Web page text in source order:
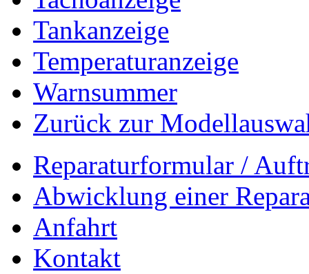
Tankanzeige
Temperaturanzeige
Warnsummer
Zurück zur
Reparaturformular /
Abwicklung einer
Anfahrt
Kontakt